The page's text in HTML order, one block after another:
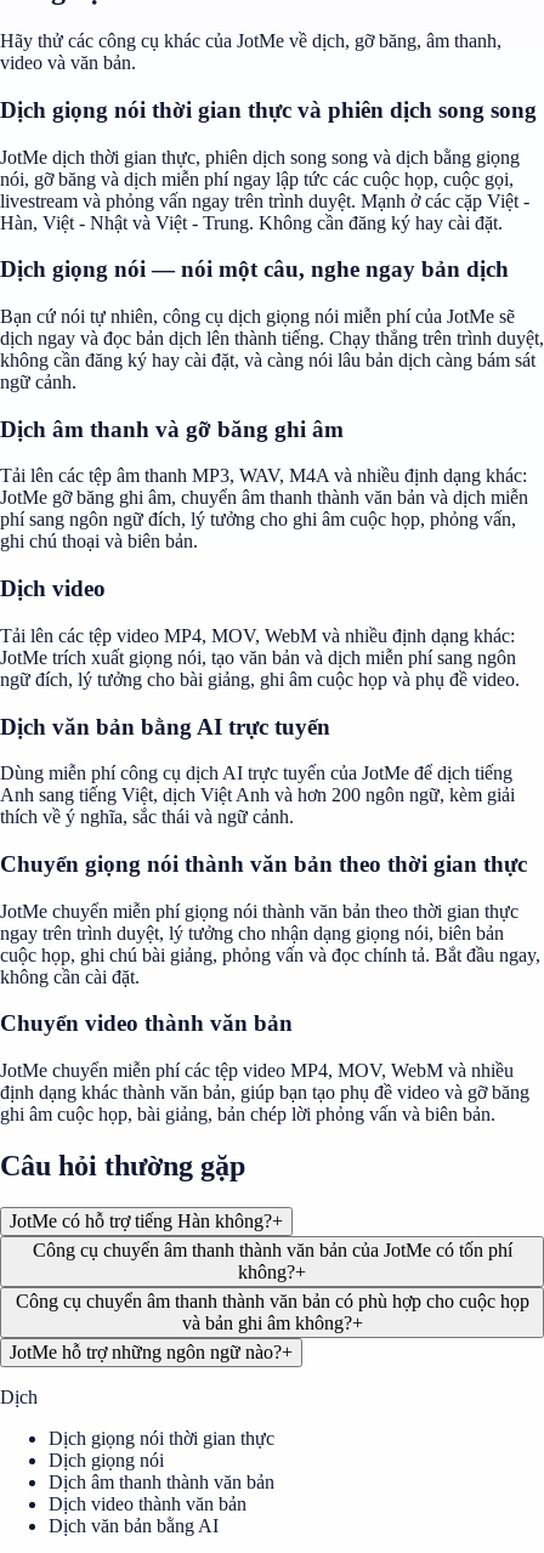
Hãy thử các công cụ khác của JotMe về dịch, gỡ băng, âm thanh,
video và văn bản.
Dịch giọng nói thời gian thực và phiên dịch song song
JotMe dịch thời gian thực, phiên dịch song song và dịch bằng giọng
nói, gỡ băng và dịch miễn phí ngay lập tức các cuộc họp, cuộc gọi,
livestream và phỏng vấn ngay trên trình duyệt. Mạnh ở các cặp Việt -
Hàn, Việt - Nhật và Việt - Trung. Không cần đăng ký hay cài đặt.
Dịch giọng nói — nói một câu, nghe ngay bản dịch
Bạn cứ nói tự nhiên, công cụ dịch giọng nói miễn phí của JotMe sẽ
dịch ngay và đọc bản dịch lên thành tiếng. Chạy thẳng trên trình duyệt,
không cần đăng ký hay cài đặt, và càng nói lâu bản dịch càng bám sát
ngữ cảnh.
Dịch âm thanh và gỡ băng ghi âm
Tải lên các tệp âm thanh MP3, WAV, M4A và nhiều định dạng khác:
JotMe gỡ băng ghi âm, chuyển âm thanh thành văn bản và dịch miễn
phí sang ngôn ngữ đích, lý tưởng cho ghi âm cuộc họp, phỏng vấn,
ghi chú thoại và biên bản.
Dịch video
Tải lên các tệp video MP4, MOV, WebM và nhiều định dạng khác:
JotMe trích xuất giọng nói, tạo văn bản và dịch miễn phí sang ngôn
ngữ đích, lý tưởng cho bài giảng, ghi âm cuộc họp và phụ đề video.
Dịch văn bản bằng AI trực tuyến
Dùng miễn phí công cụ dịch AI trực tuyến của JotMe để dịch tiếng
Anh sang tiếng Việt, dịch Việt Anh và hơn 200 ngôn ngữ, kèm giải
thích về ý nghĩa, sắc thái và ngữ cảnh.
Chuyển giọng nói thành văn bản theo thời gian thực
JotMe chuyển miễn phí giọng nói thành văn bản theo thời gian thực
ngay trên trình duyệt, lý tưởng cho nhận dạng giọng nói, biên bản
cuộc họp, ghi chú bài giảng, phỏng vấn và đọc chính tả. Bắt đầu ngay,
không cần cài đặt.
Chuyển video thành văn bản
JotMe chuyển miễn phí các tệp video MP4, MOV, WebM và nhiều
định dạng khác thành văn bản, giúp bạn tạo phụ đề video và gỡ băng
ghi âm cuộc họp, bài giảng, bản chép lời phỏng vấn và biên bản.
Câu hỏi thường gặp
JotMe có hỗ trợ tiếng Hàn không?+
Công cụ chuyển âm thanh thành văn bản của JotMe có tốn phí
không?+
Công cụ chuyển âm thanh thành văn bản có phù hợp cho cuộc họp
và bản ghi âm không?+
JotMe hỗ trợ những ngôn ngữ nào?+
Dịch
Dịch giọng nói thời gian thực
Dịch giọng nói
Dịch âm thanh thành văn bản
Dịch video thành văn bản
Dịch văn bản bằng AI